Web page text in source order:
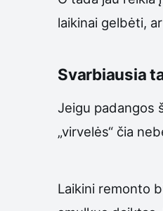
laikinai gelbėti,
Svarbiausia
Jeigu padangos
„virvelės“ čia
Laikini remonto